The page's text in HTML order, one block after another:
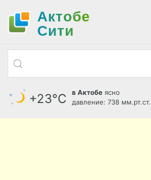
Актобе
Cити
+23°С в Актобе ясно
давление: 738 мм.рт.ст.